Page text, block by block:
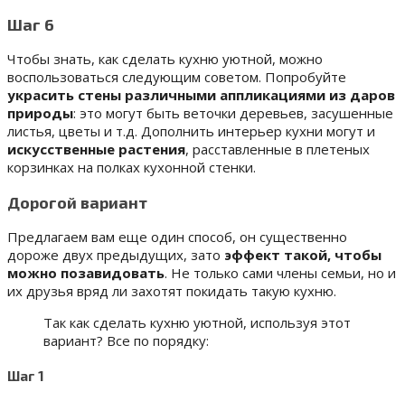
Шаг 6
Чтобы знать, как сделать кухню уютной, можно
воспользоваться следующим советом. Попробуйте
украсить стены различными аппликациями из даров
природы: это могут быть веточки деревьев, засушенные
листья, цветы и т.д. Дополнить интерьер кухни могут и
искусственные растения, расставленные в плетеных
корзинках на полках кухонной стенки.
Дорогой вариант
Предлагаем вам еще один способ, он существенно
дороже двух предыдущих, зато эффект такой, чтобы
можно позавидовать. Не только сами члены семьи, но и
их друзья вряд ли захотят покидать такую кухню.
Так как сделать кухню уютной, используя этот
вариант? Все по порядку:
Шаг 1